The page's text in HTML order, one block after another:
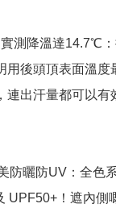
測降溫達14.7℃
用後頭頂表面溫
連出汗量都可以
防曬防UV：全色
UPF50+！遮內側